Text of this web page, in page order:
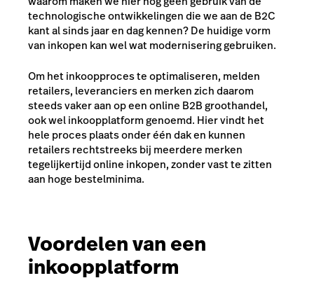
technologische ontwikkelingen die we aan de B2C
kant al sinds jaar en dag kennen? De huidige vorm
van inkopen kan wel wat modernisering gebruiken.
Om het inkoopproces te optimaliseren, melden
retailers, leveranciers en merken zich daarom
steeds vaker aan op een online B2B groothandel,
ook wel inkoopplatform genoemd. Hier vindt het
hele proces plaats onder één dak en kunnen
retailers rechtstreeks bij meerdere merken
tegelijkertijd online inkopen, zonder vast te zitten
aan hoge bestelminima.
Voordelen van een
inkoopplatform